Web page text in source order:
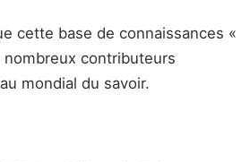
cette base de connaissances «
contributeurs
mondial du savoir.